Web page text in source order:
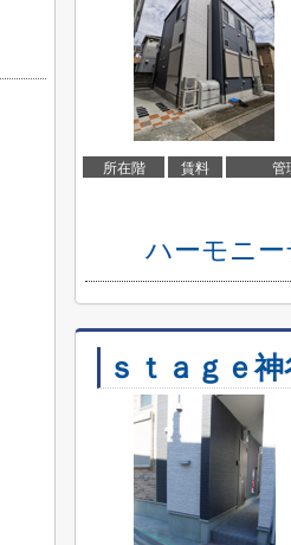
所在階 賃料 管
ハーモニ
ｓｔａｇｅ